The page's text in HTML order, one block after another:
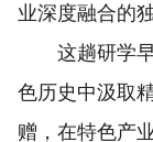
业深度融合的
这趟研学早
色历史中汲取
赠，在特色产